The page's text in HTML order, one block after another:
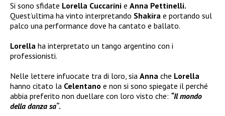
Si sono sfidate Lorella Cuccarini e Anna Pettinelli.
Quest’ultima ha vinto interpretando Shakira e portando sul
palco una performance dove ha cantato e ballato.
Lorella ha interpretato un tango argentino con i
professionisti.
Nelle lettere infuocate tra di loro, sia Anna che Lorella
hanno citato la Celentano e non si sono spiegate il perché
abbia preferito non duellare con loro visto che: “Il mondo
della danza sa“.